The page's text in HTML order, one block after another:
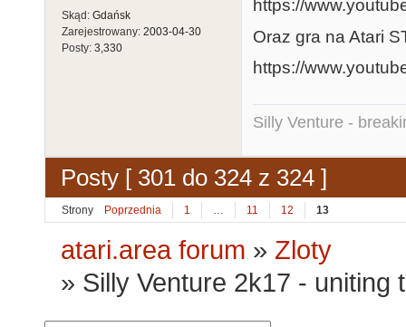
Skąd: Gdańsk
Zarejestrowany: 2003-04-30
Posty: 3,330
https://
Oraz gra na Atari
https://
Silly Venture -
Posty [ 301 do 324 z 324 ]
Strony Poprzednia 1 … 11 12 13
atari.area forum » Zloty
» Silly Venture 2k17 - uniting